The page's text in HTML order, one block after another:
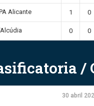
Alicante 1 0
0 0
30 abril